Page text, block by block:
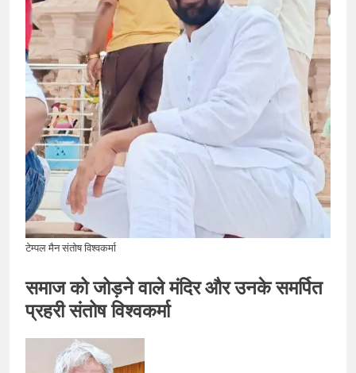
टेम्पल मैन संतोष विश्वकर्मा
समाज को जोड़ने वाले मंदिर और उनके समर्पित
प्रहरी संतोष विश्वकर्मा